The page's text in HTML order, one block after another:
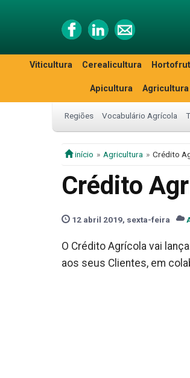
Viticultura Cerealicultura
Apicultura
Regiões Vocabulário Agrícola
início Agricultura Crédito
Crédito
12 abril 2019, sexta-feira
O Crédito Agrícola vai
aos seus Clientes, em